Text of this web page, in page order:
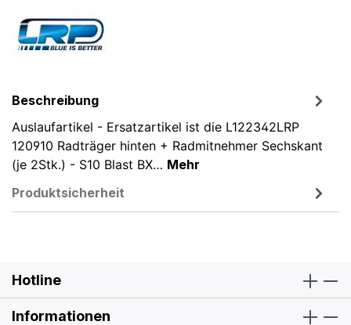
Beschreibung
Auslaufartikel - Ersatzartikel ist die L122342LRP
120910 Radträger hinten + Radmitnehmer Sechskant
(je 2Stk.) - S10 Blast BX… Mehr
Produktsicherheit
Hotline
Informationen